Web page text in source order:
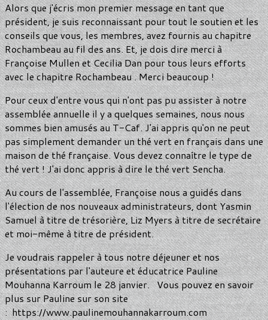
Alors que j'écris mon premier message en tant que
président, je suis reconnaissant pour tout le soutien et les
conseils que vous, les membres, avez fournis au chapitre
Rochambeau au fil des ans. Et, je dois dire merci à
Françoise Mullen et Cecilia Dan pour tous leurs efforts
avec le chapitre Rochambeau . Merci beaucoup !
Pour ceux d'entre vous qui n'ont pas pu assister à notre
assemblée annuelle il y a quelques semaines, nous nous
sommes bien amusés au T-Caf. J'ai appris qu'on ne peut
pas simplement demander un thé vert en français dans une
maison de thé française. Vous devez connaître le type de
thé vert ! J'ai donc appris à dire le thé vert Sencha.
Au cours de l'assemblée, Françoise nous a guidés dans
l'élection de nos nouveaux administrateurs, dont Yasmin
Samuel à titre de trésorière, Liz Myers à titre de secrétaire
et moi-même à titre de président.
Je voudrais rappeler à tous notre déjeuner et nos
présentations par l'auteure et éducatrice Pauline
Mouhanna Karroum le 28 janvier. Vous pouvez en savoir
plus sur Pauline sur son site
: https://www.paulinemouhannakarroum.com